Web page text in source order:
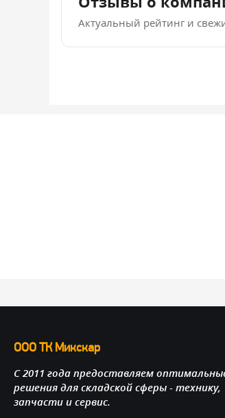
Актуальный рейтинг и
ООО ТК Микскар
С 2011 года предоставляем
решения для складской сферы - технику,
запчасти и сервис.